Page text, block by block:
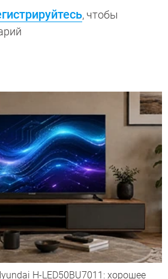
, чтобы
H-LED50BU7011: хорошее